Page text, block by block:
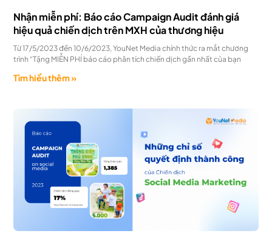
Nhận miễn phí: Báo cáo Campaign Audit đánh giá
hiệu quả chiến dịch trên MXH của thương hiệu
Từ 17/5/2023 đến 10/6/2023, YouNet Media chính thức ra mắt chương
trình “Tặng MIỄN PHÍ báo cáo phân tích chiến dịch gần nhất của bạn
Tìm hiểu thêm »